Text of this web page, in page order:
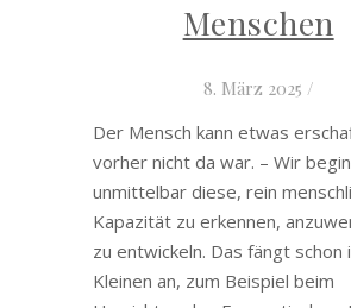
Menschen
8. März 2025 /
Der Mensch kann etwas
vorher nicht da war. – Wir
unmittelbar diese, rein
Kapazität zu erkennen,
zu entwickeln. Das fängt schon
Kleinen an, zum Beispiel beim